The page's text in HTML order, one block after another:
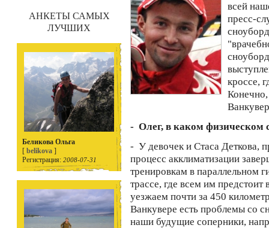
АНКЕТЫ САМЫХ
ЛУЧШИХ
Беликова Ольга
[ belikova ]
Регистрация: 2008-07-31
всей
пресс-
кроссе,
- Олег, в каком физическом
- У девочек и Стаса Деткова,
процесс акклиматизации
тренировкам в параллельном
трассе, где всем им
уезжаем почти за 450
Ванкувере есть проблемы со
наши будущие соперники,